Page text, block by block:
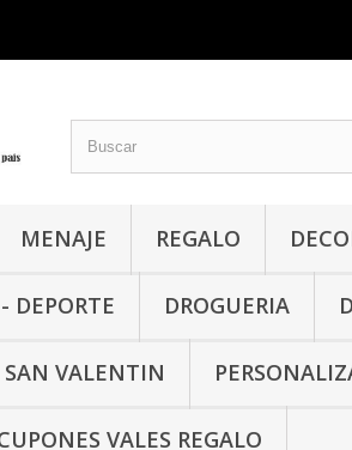
MENAJE REGALO
DEPORTE DROGUERIA
SAN VALENTIN
VALES REGALO